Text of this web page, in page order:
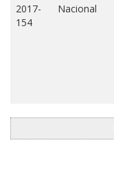
2017-
154
Nacional